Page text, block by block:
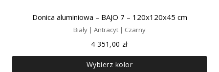
Donica aluminiowa – BAJO 7 – 120x120x45 cm
Biały | Antracyt | Czarny
4 351,00 zł
Wybierz kolor